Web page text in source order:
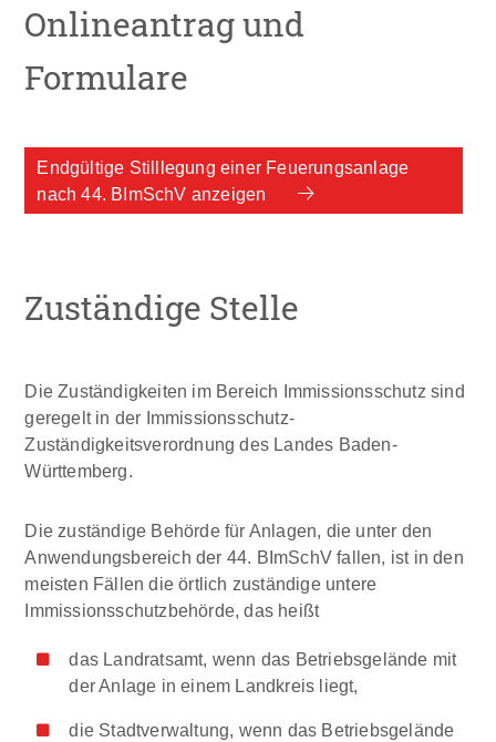
Onlineantrag und
Formulare
Endgültige Stilllegung einer Feuerungsanlage
nach 44. BImSchV anzeigen
Zuständige Stelle
Die Zuständigkeiten im Bereich Immissionsschutz sind
geregelt in der Immissionsschutz-
Zuständigkeitsverordnung des Landes Baden-
Württemberg.
Die zuständige Behörde für Anlagen, die unter den
Anwendungsbereich der 44. BImSchV fallen, ist in den
meisten Fällen die örtlich zuständige untere
Immissionsschutzbehörde, das heißt
das Landratsamt, wenn das Betriebsgelände mit
der Anlage in einem Landkreis liegt,
die Stadtverwaltung, wenn das Betriebsgelände